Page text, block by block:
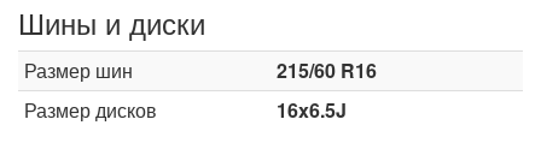
Шины и диски
Размер шин
215/60 R16
Размер дисков
16x6.5J